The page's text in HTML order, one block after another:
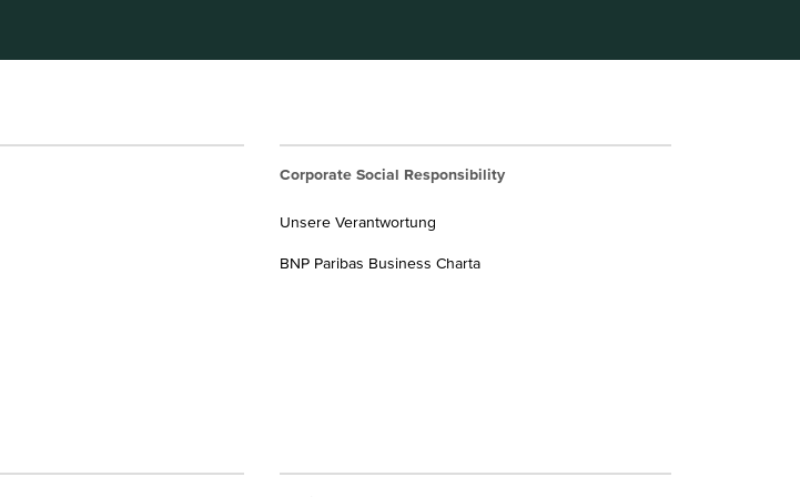
Corporate Social Responsibility
Unsere Verantwortung
BNP Paribas Business Charta